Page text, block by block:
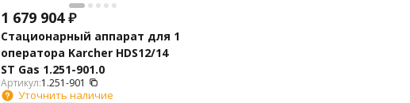
1 679 904 ₽
Стационарный аппарат для 1
оператора Karcher HDS12/14
ST Gas 1.251-901.0
Артикул:1.251-901
Уточнить наличие